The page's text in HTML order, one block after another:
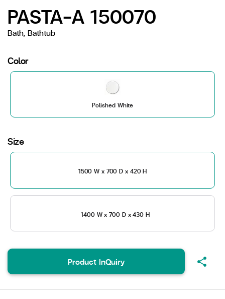
PASTA-A 150070
Bath, Bathtub
Color
Polished White
Size
1500 W x 700 D x 420 H
1400 W x 700 D x 430 H
Product InQuiry share